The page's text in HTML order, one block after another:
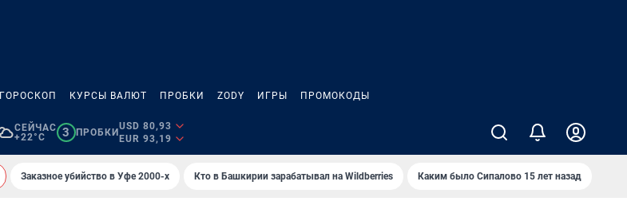
ГОРОСКОП КУРСЫ ВАЛЮТ ПРОБКИ ZODY ИГРЫ ПРОМОКОДЫ
СЕЙЧАС
+22°C
3 ПРОБКИ
USD 80,93
EUR 93,19
Заказное убийство в Уфе 2000-х Кто в Башкирии зарабатывал на Wildberries Каким было Сипалово 15 лет назад